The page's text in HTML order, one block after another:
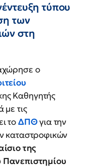
τύπου
των
στη
ο
Καθηγητής
τις
τοΔΠΘγια την
καταστροφικών
της